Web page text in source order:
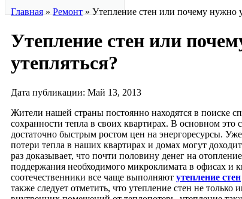
Главная » Ремонт » Утепление стен или почему нужно
Утепление стен или
утепляться?
Дата публикации: Май 13, 2013
Жители нашей страны постоянно находятся в поиске
сохранности тепла в своих квартирах. В основном это
достаточно быстрым ростом цен на энергоресурсы.
потери тепла в наших квартирах и домах могут
раз доказывает, что почти половину денег на
поддержания необходимого микроклимата в офисах и
соотечественники все чаще выполняют утепление стен
также следует отметить, что утепление стен не только